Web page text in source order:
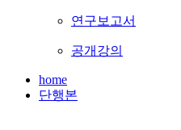
연구보고서
공개강의
home
단행본